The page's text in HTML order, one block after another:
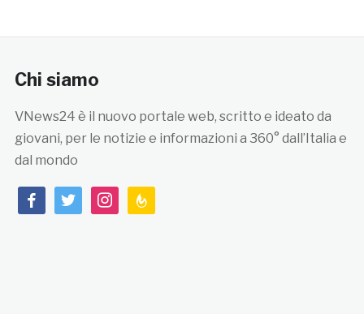
Chi siamo
VNews24 è il nuovo portale web, scritto e ideato da
giovani, per le notizie e informazioni a 360° dall’Italia e
dal mondo
facebooktwitterinstagramfeedburner